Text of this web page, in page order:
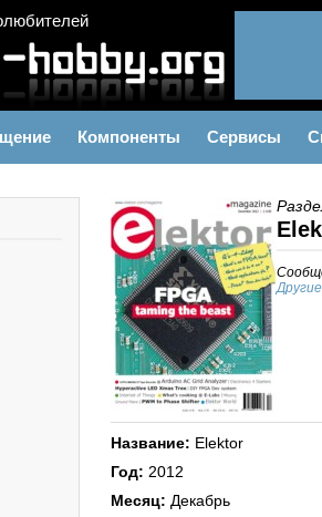
Компоненты Сервисы
Название: Elektor
Год: 2012
Месяц: Декабрь